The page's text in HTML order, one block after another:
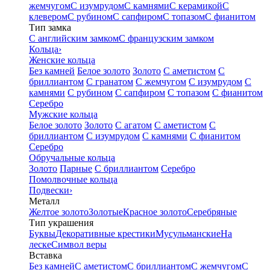
жемчугомС изумрудомС камнямиС керамикойС
клеверомС рубиномС сапфиромС топазомС фианитом
Тип замка
С английским замкомС французским замком
Кольца›
Женские кольца
Без камней Белое золото Золото С аметистом С
бриллиантом С гранатом С жемчугом С изумрудом С
камнями С рубином С сапфиром С топазом С фианитом
Серебро
Мужские кольца
Белое золото Золото С агатом С аметистом С
бриллиантом С изумрудом С камнями С фианитом
Серебро
Обручальные кольца
Золото Парные С бриллиантом Серебро
Помолвочные кольца
Подвески›
Металл
Желтое золотоЗолотыеКрасное золотоСеребряные
Тип украшения
БуквыДекоративные крестикиМусульманскиеНа
лескеСимвол веры
Вставка
Без камнейС аметистомС бриллиантомС жемчугомС